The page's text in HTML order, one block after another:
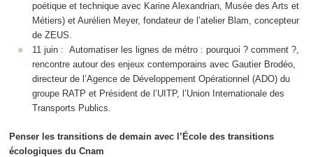
poétique et technique avec Karine Alexandrian, Musée des Arts et
Métiers) et Aurélien Meyer, fondateur de l’atelier Blam, concepteur
de ZEUS.
11 juin : Automatiser les lignes de métro : pourquoi ? comment ?,
rencontre autour des enjeux contemporains avec Gautier Brodéo,
directeur de l’Agence de Développement Opérationnel (ADO) du
groupe RATP et Président de l’UITP, l’Union Internationale des
Transports Publics.
Penser les transitions de demain avec l’École des transitions
écologiques du Cnam